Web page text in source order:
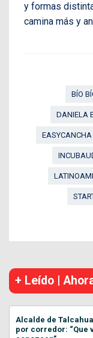
y formas
camina más y
BÍO
DANIELA
EASYCANCHA
+ Leído |
Alcalde de
por corredor: “Que